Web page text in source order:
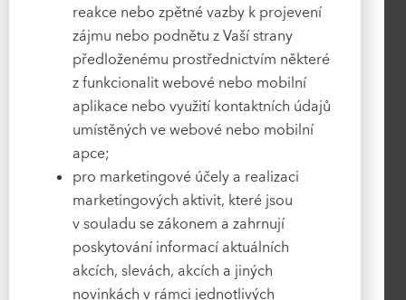
reakce nebo zpětné vazby k projevení
zájmu nebo podnětu z Vaší strany
předloženému prostřednictvím některé
z funkcionalit webové nebo mobilní
aplikace nebo využití kontaktních údajů
umístěných ve webové nebo mobilní
apce;
pro marketingové účely a realizaci
marketingových aktivit, které jsou
v souladu se zákonem a zahrnují
poskytování informací aktuálních
akcích, slevách, akcích a jiných
novinkách v rámci jednotlivých